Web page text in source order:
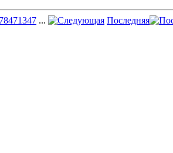
8471347 ... Последняя